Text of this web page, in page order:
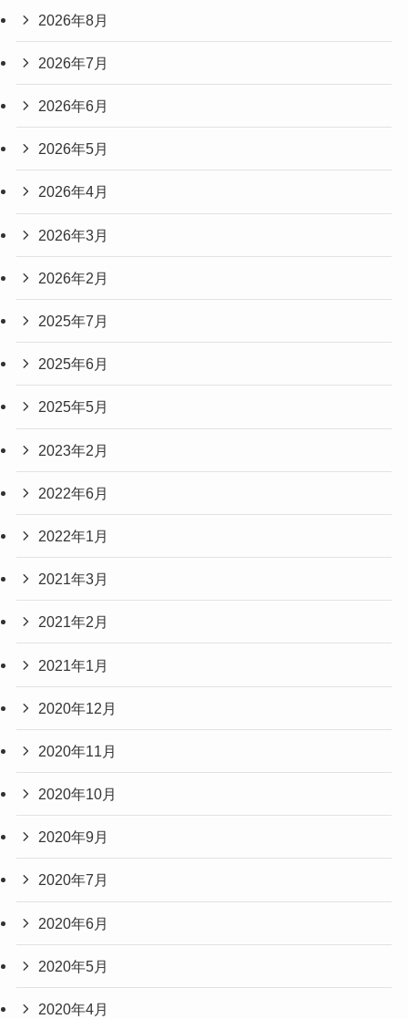
2026年8月
2026年7月
2026年6月
2026年5月
2026年4月
2026年3月
2026年2月
2025年7月
2025年6月
2025年5月
2023年2月
2022年6月
2022年1月
2021年3月
2021年2月
2021年1月
2020年12月
2020年11月
2020年10月
2020年9月
2020年7月
2020年6月
2020年5月
2020年4月